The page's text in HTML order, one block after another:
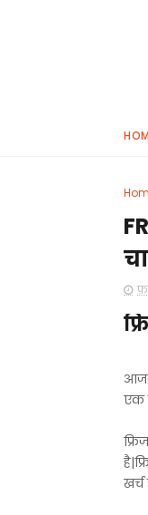
एक
खर्च